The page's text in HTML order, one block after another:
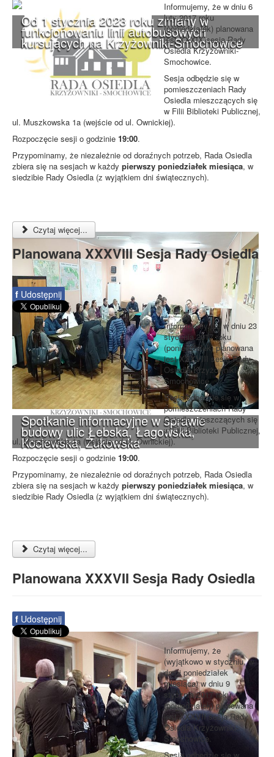
Od 1 stycznia 2023 roku zmiany w
funkcjonowaniu linii autobusowych
kursujących na Krzyżowniki-Smochowice
Spotkanie informacyjne w sprawie
budowy ulic Łebska, Łagowska,
Kociewska, Żukowska
Informujemy, że w dniu 6
luty 2017 roku
(poniedziałek) planowana
jest XXXIX sesja Rady
Osiedla Krzyżowniki-
Smochowice.
Sesja odbędzie się w
pomieszczeniach Rady
Osiedla mieszczących się
w Filii Biblioteki Publicznej,
ul. Muszkowska 1a (wejście od ul. Ownickiej).
Rozpoczęcie sesji o godzinie 19:00.
Przypominamy, że niezależnie od doraźnych potrzeb, Rada Osiedla
zbiera się na sesjach w każdy pierwszy poniedziałek miesiąca, w
siedzibie Rady Osiedla (z wyjątkiem dni świątecznych).
Czytaj więcej...
Planowana XXXVIII Sesja Rady Osiedla
f Udostępnij
Informujemy, że w dniu 23
stycznia 2017 roku
(poniedziałek) planowana
jest XXXVIII sesja Rady
Osiedla Krzyżowniki-
Smochowice.
Sesja odbędzie się w
pomieszczeniach Rady
Osiedla mieszczących się
w Filii Biblioteki Publicznej,
ul. Muszkowska 1a (wejście od ul. Ownickiej).
Rozpoczęcie sesji o godzinie 19:00.
Przypominamy, że niezależnie od doraźnych potrzeb, Rada Osiedla
zbiera się na sesjach w każdy pierwszy poniedziałek miesiąca, w
siedzibie Rady Osiedla (z wyjątkiem dni świątecznych).
Czytaj więcej...
Planowana XXXVII Sesja Rady Osiedla
f Udostępnij
Informujemy, że
(wyjątkowo w styczniu, w
drugi poniedziałek
miesiąca) w dniu 9
stycznia 2017 roku
(poniedziałek) planowana
jest XXXVII sesja Rady
Osiedla Krzyżowniki-
Smochowice.